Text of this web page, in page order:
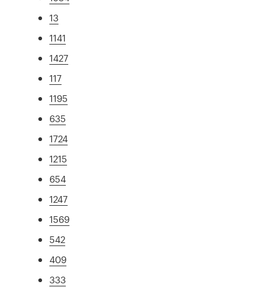
13
1141
1427
117
1195
635
1724
1215
654
1247
1569
542
409
333